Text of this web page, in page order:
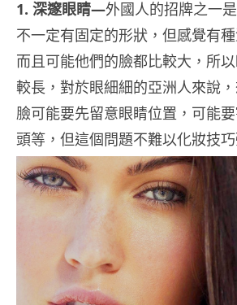
1. 深邃眼睛—外國人的招牌之一
不一定有固定的形狀，但感覺有
而且可能他們的臉都比較大，所
較長，對於眼細細的亞洲人來說
臉可能要先留意眼睛位置，可能
頭等，但這個問題不難以化妝技巧